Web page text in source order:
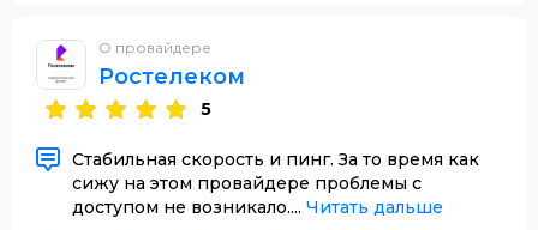
О провайдере
Ростелеком
5
Стабильная скорость и пинг. За то время как
сижу на этом провайдере проблемы с
доступом не возникало.... Читать дальше